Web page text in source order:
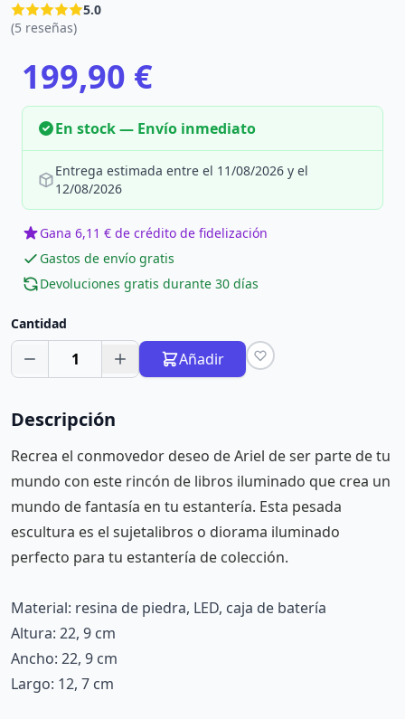
5.0
(5 reseñas)
199,90 €
En stock — Envío inmediato
Entrega estimada entre el 11/08/2026 y el
12/08/2026
Gana 6,11 € de crédito de fidelización
Gastos de envío gratis
Devoluciones gratis durante 30 días
Cantidad
1 Añadir
Descripción
Recrea el conmovedor deseo de Ariel de ser parte de tu
mundo con este rincón de libros iluminado que crea un
mundo de fantasía en tu estantería. Esta pesada
escultura es el sujetalibros o diorama iluminado
perfecto para tu estantería de colección.
Material: resina de piedra, LED, caja de batería
Altura: 22, 9 cm
Ancho: 22, 9 cm
Largo: 12, 7 cm